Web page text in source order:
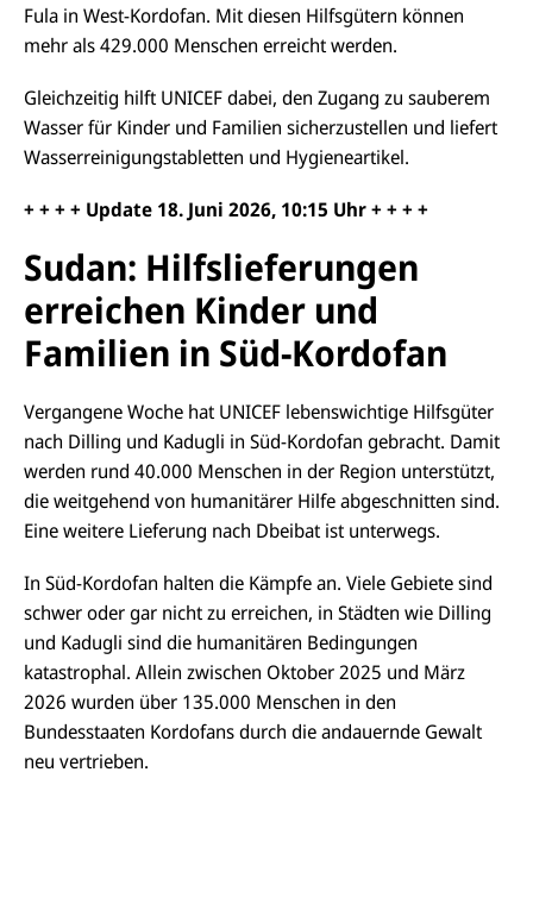
Fula in West-Kordofan. Mit diesen Hilfsgütern können
mehr als 429.000 Menschen erreicht werden.
Gleichzeitig hilft UNICEF dabei, den Zugang zu sauberem
Wasser für Kinder und Familien sicherzustellen und liefert
Wasserreinigungstabletten und Hygieneartikel.
+ + + + Update 18. Juni 2026, 10:15 Uhr + + + +
Sudan: Hilfslieferungen
erreichen Kinder und
Familien in Süd-Kordofan
Vergangene Woche hat UNICEF lebenswichtige Hilfsgüter
nach Dilling und Kadugli in Süd-Kordofan gebracht. Damit
werden rund 40.000 Menschen in der Region unterstützt,
die weitgehend von humanitärer Hilfe abgeschnitten sind.
Eine weitere Lieferung nach Dbeibat ist unterwegs.
In Süd-Kordofan halten die Kämpfe an. Viele Gebiete sind
schwer oder gar nicht zu erreichen, in Städten wie Dilling
und Kadugli sind die humanitären Bedingungen
katastrophal. Allein zwischen Oktober 2025 und März
2026 wurden über 135.000 Menschen in den
Bundesstaaten Kordofansdurch die andauernde Gewalt
neu vertrieben.